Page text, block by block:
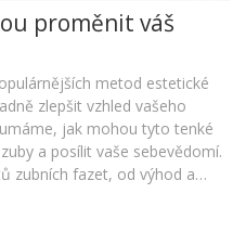
proměnit váš
metod estetické
zlepšit vzhled vašeho
jak mohou tyto tenké
a posílit vaše sebevědomí.
zubních fazet, od výhod a
péči o fazety. Připravte se na
úsměv krásnější než kdy